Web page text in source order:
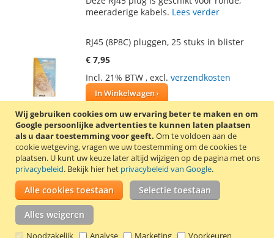
Wij gebruiken cookies om uw ervaring beter te maken en om
Google persoonlijke advertenties te kunnen laten plaatsen
als u daar toestemming voor geeft. Om te voldoen aan de
cookie wetgeving, vragen we uw toestemming om de cookies te
plaatsen. U kunt uw keuze later altijd wijzigen op de pagina met ons
privacybeleid. Bekijk hier het privacybeleid van Google.
Alle cookies toestaan Selectie toestaan
Alles weigeren
Noodzakelijk Analyse Marketing Voorkeuren
VERLANGLIJST
VERGELIJKEN
meeraderige kabels. Lees verder
RJ45 (8P8C) pluggen, 25 stuks in blister
€ 7,95
Incl. 21% BTW , excl. verzendkosten
In Winkelwagen
VOEG
TOE
AAN
VERLANGLIJST
TOEVOEGEN
OM
TE
VERGELIJKEN
Blister verpakking met 25 RJ45 (8P8C)
CAT5e pluggen van het merk Velleman.
Deze RJ45 pluggen zijn geschikt voor ronde,
meeraderige kabels.Lees verder
RJ45 (8P8C) plug voor ronde afgeschermde
kabels